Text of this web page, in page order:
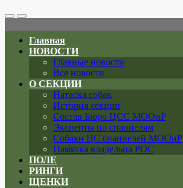
Search
Toggle
Меню
Главная
НОВОСТИ
Главные новости
Все новости
О СЕКЦИИ
Натаска собак
История секции
Состав Бюро ЦСС МООиР
Эксперты по спаниелям
Собаки ЦС спаниелей МООиР
Памятка владельца РОС
ПОЛЕ
РИНГИ
ЩЕНКИ